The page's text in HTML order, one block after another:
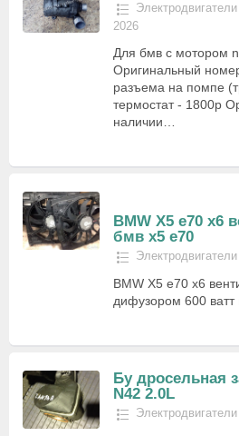
2026
Для бмв с мотором
Оригинальный
разъема на помпе
термостат - 1800р
наличии…
BMW X5 e70 x6
бмв х5 е70
BMW X5 e70 x6
дифузором 600 ватт
Бу дросельная
N42 2.0L